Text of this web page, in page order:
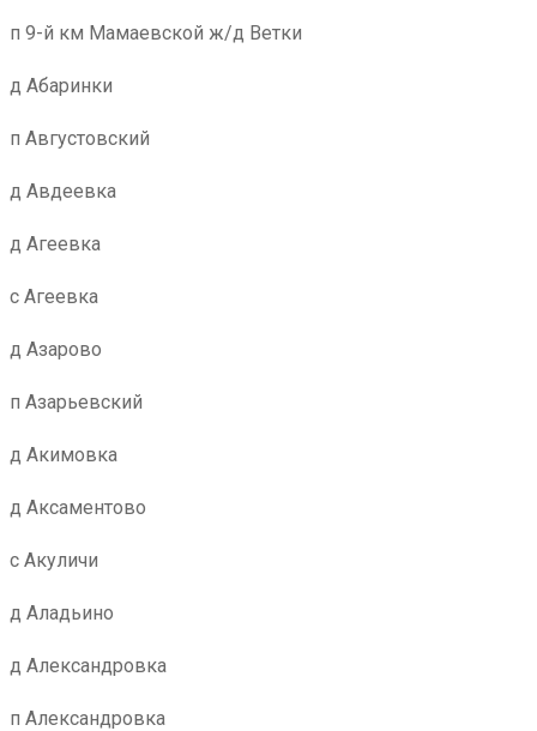
п 9-й км Мамаевской ж/д Ветки
д Абаринки
п Августовский
д Авдеевка
д Агеевка
с Агеевка
д Азарово
п Азарьевский
д Акимовка
д Аксаментово
с Акуличи
д Аладьино
д Александровка
п Александровка